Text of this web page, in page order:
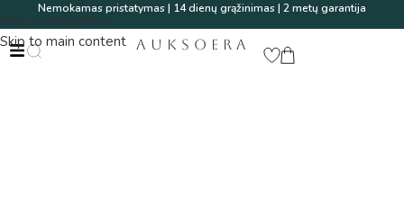
Skip to navigation
Skip to main content
Nemokamas pristatymas | 14 dienų grąžinimas | 2 metų garantija
AUKSOERA